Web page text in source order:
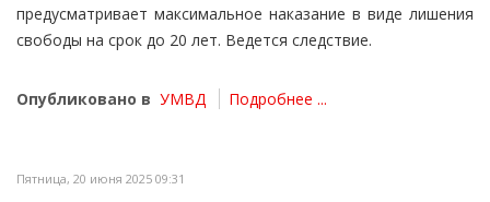
предусматривает максимальное наказание в виде лишения
свободы на срок до 20 лет. Ведется следствие.
Опубликовано в УМВД Подробнее ...
Пятница, 20 июня 2025 09:31